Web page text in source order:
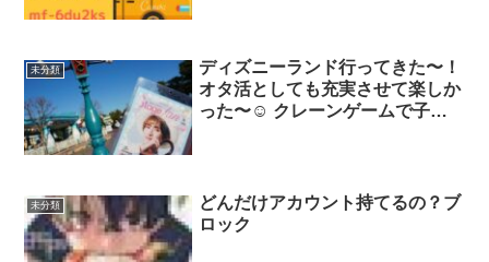
トクなタクシーアプリGO使って
みてください。 87
未分類
ディズニーランド行ってきた〜！
オタ活としても充実させて楽しか
った〜☺️ クレーンゲームで子ど
未分類
どんだけアカウント持てるの？ブ
ロック